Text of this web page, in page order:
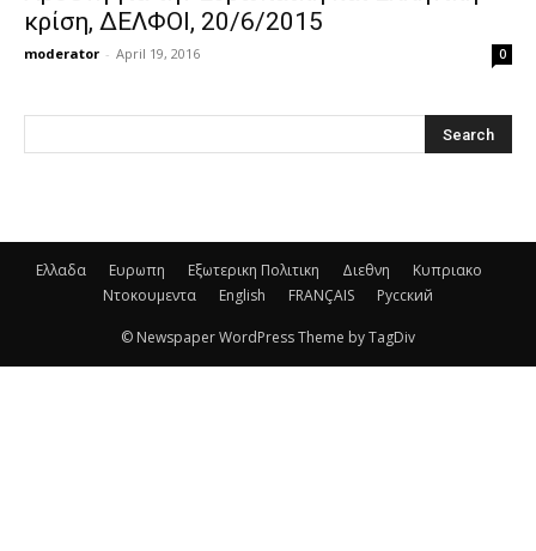
κρίση, ΔΕΛΦΟΙ, 20/6/2015
moderator - April 19, 2016 0
Ελλαδα Ευρωπη Εξωτερικη Πολιτικη Διεθνη
Κυπριακο
Ντοκουμεντα
English FRANÇAIS Русский
© Newspaper WordPress Theme by TagDiv